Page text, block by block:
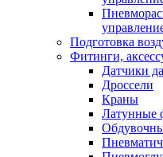
Подготовка
Фитинги,
Датчики
Дроссели
Краны
Латунные